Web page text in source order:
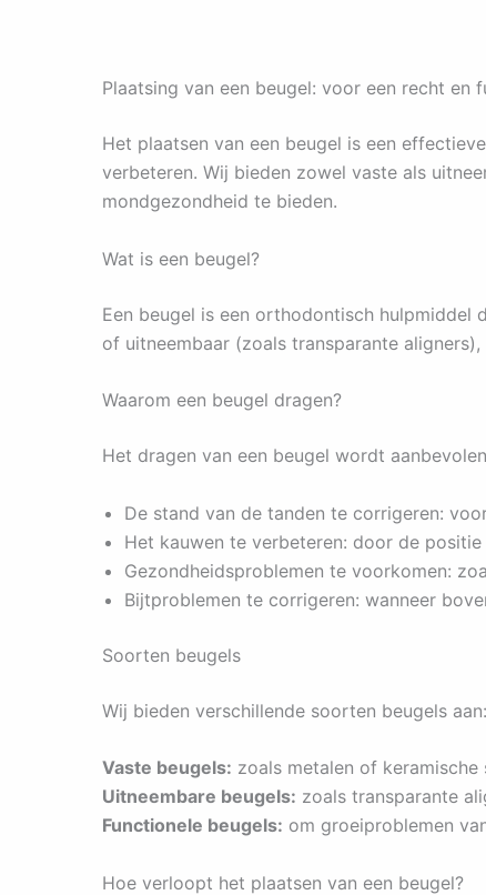
Plaatsing van een beugel: voor een recht en
Het plaatsen van een beugel is een
verbeteren. Wij bieden zowel vaste als
mondgezondheid te bieden.
Wat is een beugel?
Een beugel is een orthodontisch
of uitneembaar (zoals transparante
Waarom een beugel dragen?
Het dragen van een beugel wordt
De stand van de tanden te corrigeren:
Het kauwen te verbeteren: door de
Gezondheidsproblemen te voorkomen:
Bijtproblemen te corrigeren: wanneer
Soorten beugels
Wij bieden verschillende soorten beugels aan:
Vaste beugels: zoals metalen of
Uitneembare beugels: zoals transparante
Functionele beugels: om groeiproblemen
Hoe verloopt het plaatsen van een beugel?